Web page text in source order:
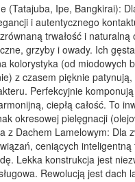
(Tatajuba, Ipe, Bangkirai):
i autentycznego
trwałość i naturalną
grzyby i owady. Ich
kolorystyka (od miodowych
z czasem pięknie
Perfekcyjnie
ciepłą całość. To
okresowej pielęgnacji
z Dachem Lamelowym: Dla
ceniących
Lekka konstrukcja jest
Rewolucją jest dach